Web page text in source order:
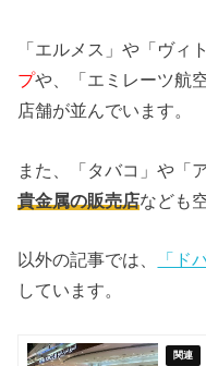
「エルメス」や「ヴィ
プや、「エミレーツ航
店舗が並んでいます。
また、「タバコ」や「
貴金属の販売店なども
以外の記事では、 「ド
しています。